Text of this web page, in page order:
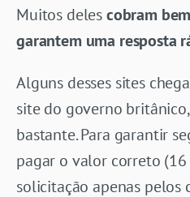
Muitos delescobram
garantem uma resposta
Alguns desses sites
site do governo
bastante. Para garantir
pagar o valor correto (16
solicitação apenas pelos